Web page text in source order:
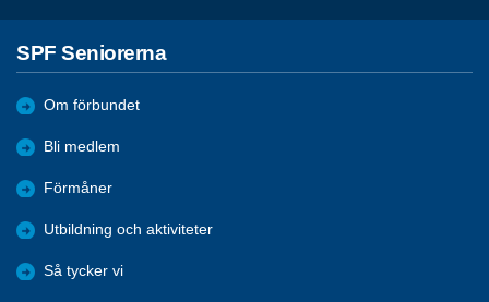
SPF Seniorerna
Om förbundet
Bli medlem
Förmåner
Utbildning och aktiviteter
Så tycker vi